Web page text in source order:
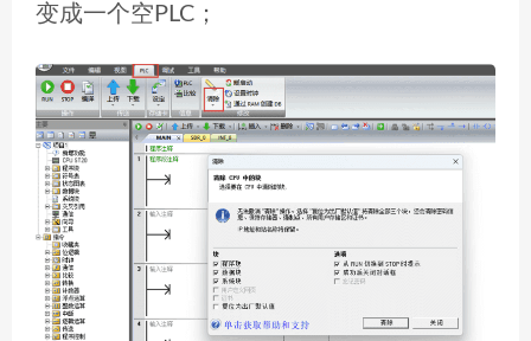
变成一个空PLC；